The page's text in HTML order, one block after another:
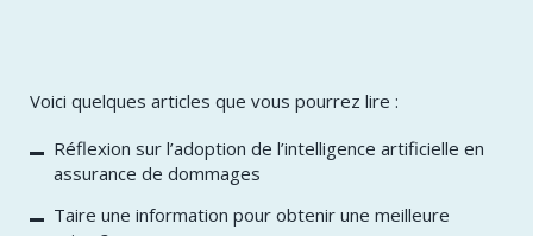
Voici quelques articles que vous pourrez lire :
Réflexion sur l’adoption de l’intelligence artificielle en
assurance de dommages
Taire une information pour obtenir une meilleure